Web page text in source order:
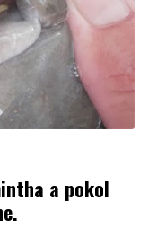
a pokol